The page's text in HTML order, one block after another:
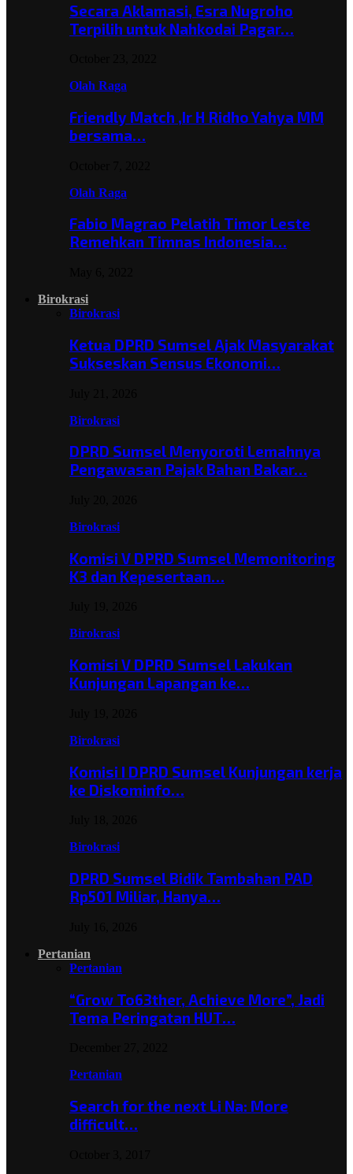
Secara Aklamasi, Esra Nugroho
Terpilih untuk Nahkodai Pagar…
Olah Raga
Friendly Match ,Ir H Ridho Yahya MM
bersama…
Olah Raga
Fabio Magrao Pelatih Timor Leste
Remehkan Timnas Indonesia…
Birokrasi
Birokrasi
Ketua DPRD Sumsel Ajak Masyarakat
Sukseskan Sensus Ekonomi…
Birokrasi
DPRD Sumsel Menyoroti Lemahnya
Pengawasan Pajak Bahan Bakar…
Birokrasi
Komisi V DPRD Sumsel Memonitoring
K3 dan Kepesertaan…
Birokrasi
Komisi V DPRD Sumsel Lakukan
Kunjungan Lapangan ke…
Birokrasi
Komisi I DPRD Sumsel Kunjungan kerja
ke Diskominfo…
Birokrasi
DPRD Sumsel Bidik Tambahan PAD
Rp501 Miliar, Hanya…
Pertanian
Pertanian
“Grow To63ther, Achieve More”, Jadi
Tema Peringatan HUT…
Pertanian
Search for the next Li Na: More
difficult…